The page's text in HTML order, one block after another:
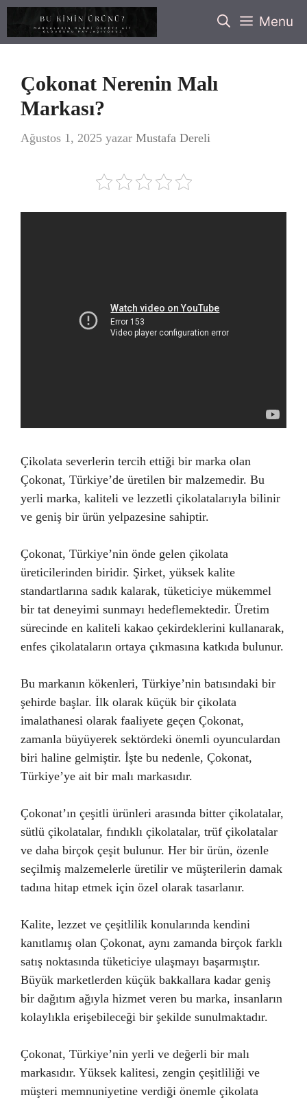
İçeriğe
Menu
Çokonat Nerenin Malı
Markası?
Ağustos 1, 2025 yazar Mustafa Dereli
Çikolata severlerin tercih ettiği bir marka olan
Çokonat, Türkiye’de üretilen bir malzemedir. Bu
yerli marka, kaliteli ve lezzetli çikolatalarıyla bilinir
ve geniş bir ürün yelpazesine sahiptir.
Çokonat, Türkiye’nin önde gelen çikolata
üreticilerinden biridir. Şirket, yüksek kalite
standartlarına sadık kalarak, tüketiciye mükemmel
bir tat deneyimi sunmayı hedeflemektedir. Üretim
sürecinde en kaliteli kakao çekirdeklerini kullanarak,
enfes çikolataların ortaya çıkmasına katkıda bulunur.
Bu markanın kökenleri, Türkiye’nin batısındaki bir
şehirde başlar. İlk olarak küçük bir çikolata
imalathanesi olarak faaliyete geçen Çokonat,
zamanla büyüyerek sektördeki önemli oyunculardan
biri haline gelmiştir. İşte bu nedenle, Çokonat,
Türkiye’ye ait bir malı markasıdır.
Çokonat’ın çeşitli ürünleri arasında bitter çikolatalar,
sütlü çikolatalar, fındıklı çikolatalar, trüf çikolatalar
ve daha birçok çeşit bulunur. Her bir ürün, özenle
seçilmiş malzemelerle üretilir ve müşterilerin damak
tadına hitap etmek için özel olarak tasarlanır.
Kalite, lezzet ve çeşitlilik konularında kendini
kanıtlamış olan Çokonat, aynı zamanda birçok farklı
satış noktasında tüketiciye ulaşmayı başarmıştır.
Büyük marketlerden küçük bakkallara kadar geniş
bir dağıtım ağıyla hizmet veren bu marka, insanların
kolaylıkla erişebileceği bir şekilde sunulmaktadır.
Çokonat, Türkiye’nin yerli ve değerli bir malı
markasıdır. Yüksek kalitesi, zengin çeşitliliği ve
müşteri memnuniyetine verdiği önemle çikolata